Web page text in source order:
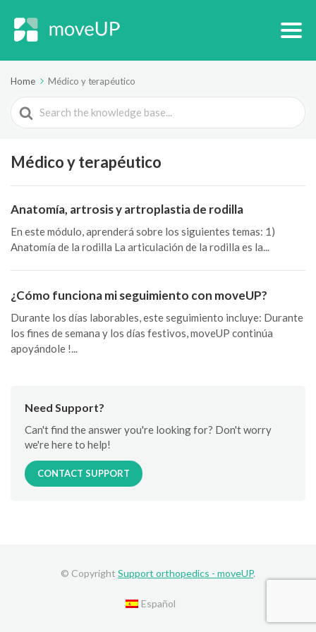
Home Médico y terapéutico
Search
For
Médico y terapéutico
Anatomía, artrosis y artroplastia de rodilla
En este módulo, aprenderá sobre los siguientes temas: 1)
Anatomía de la rodilla La articulación de la rodilla es la...
¿Cómo funciona mi seguimiento con moveUP?
Durante los días laborables, este seguimiento incluye: Durante
los fines de semana y los días festivos, moveUP continúa
apoyándole !...
Need Support?
Can't find the answer you're looking for? Don't worry
we're here to help!
CONTACT SUPPORT
© Copyright Support orthopedics - moveUP.
Español